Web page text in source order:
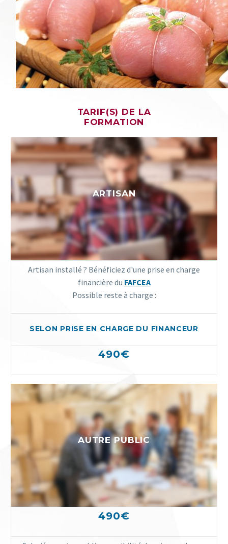
TARIF(S) DE LA
FORMATION
ARTISAN
Artisan installé ? Bénéficiez d'une prise en charge
financière du FAFCEA
Possible reste à charge :
SELON PRISE EN CHARGE DU FINANCEUR
490€
AUTRE PUBLIC
490€